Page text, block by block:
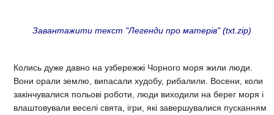
Завантажити текст "Легенди про матерів" (txt.zip)
Колись дуже давно на узбережжі Чорного моря жили люди.
Вони орали землю, випасали худобу, рибалили. Восени, коли
закінчувалися польові роботи, люди виходили на берег моря і
влаштовували веселі свята, ігри, які завершувалися пусканням